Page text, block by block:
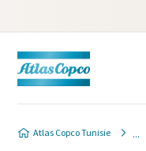
Atlas Copco Tunisie